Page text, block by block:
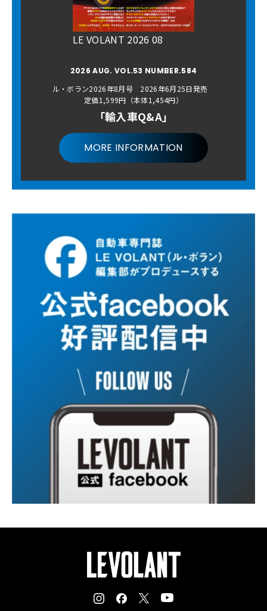
LE VOLANT 2026 08
2026 AUG. VOL.53 NUMBER.584
ル・ボラン2026年8月号 2026年6月25日発売
定価1,599円（本体1,454円）
「輸入車Q&A」
MORE INFORMATION